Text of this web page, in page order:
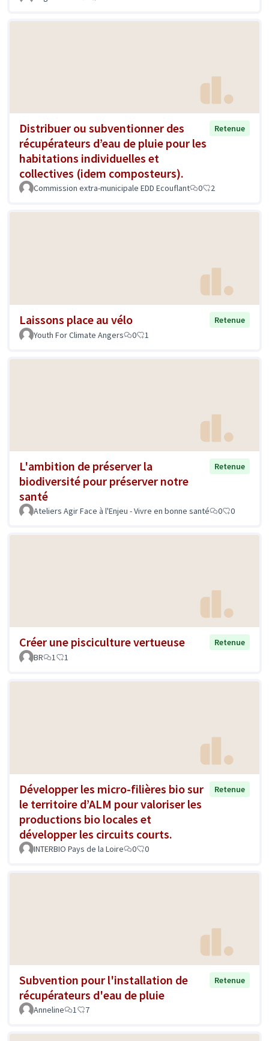
Distribuer ou subventionner des
récupérateurs d’eau de pluie pour les
habitations individuelles et
collectives (idem composteurs).
Retenue
Commission extra-municipale EDD Ecouflant 0 2
Laissons place au vélo
Retenue
Youth For Climate Angers
0 1
L'ambition de préserver la
biodiversité pour préserver notre
santé
Retenue
Ateliers Agir Face à l'Enjeu - Vivre en bonne santé 0 0
Créer une pisciculture vertueuse
Retenue
BR
1 1
Développer les micro-filières bio sur
le territoire d’ALM pour valoriser les
productions bio locales et
développer les circuits courts.
Retenue
INTERBIO Pays de la Loire 0 0
Subvention pour l'installation de
récupérateurs d'eau de pluie
Retenue
Anneline 1 7